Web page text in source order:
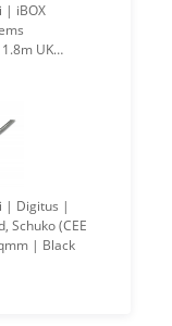
UK
|
Schuko (CEE
| Black